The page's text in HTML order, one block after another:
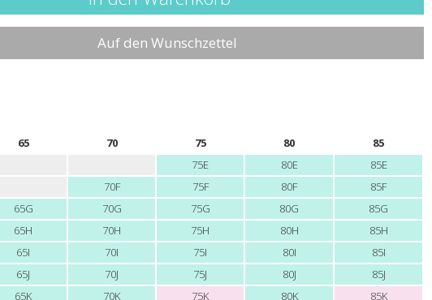
Auf den Wunschzettel
65 70 75 80
85
75E 80E
85E
70F 75F 80F
85F
65G 70G 75G 80G
85G
65H 70H 75H 80H
85H
65I 70I 75I 80I
85I
65J 70J 75J 80J
85J
65K 70K 75K 80K
85K